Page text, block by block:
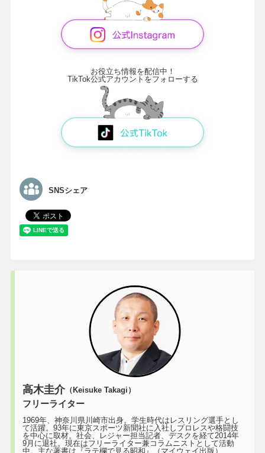
お役立ち情報を配信中！
TikTok公式アカウントをフォローする
SNSシェア
高木圭介（Keisuke Takagi）
フリーライター
1969年、神奈川県川崎市出身。学生時代はレスリング選手とし
て活躍。93年に東京スポーツ新聞社に入社しプロレスや格闘技
を中心に取材。社会、レジャー担当記者、デスクを経て2014年
9月に退社。現在はフリーライター兼コラムニストとして活動
中。主な著書は『ラテ欄で見る昭和』（マイウェイ出版）、